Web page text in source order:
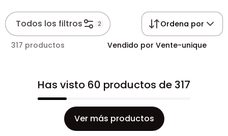
Todos los filtros 2 Ordena por
317 productos Vendido por Vente-unique
Has visto 60 productos de 317
Ver más productos